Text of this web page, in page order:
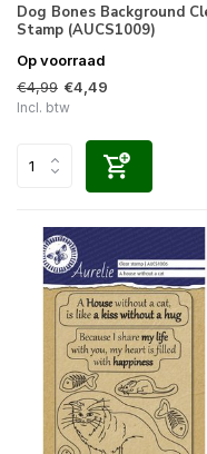
Dog Bones Background
Stamp (AUCS1009)
Op voorraad
€4,99 €4,49
Incl. btw